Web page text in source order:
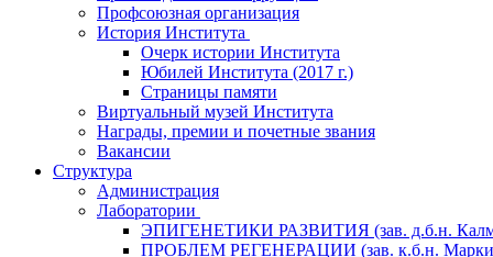
Профсоюзная организация
История Института
Очерк истории Института
Юбилей Института (2017 г.)
Страницы памяти
Виртуальный музей Института
Награды, премии и почетные звания
Вакансии
Структура
Администрация
Лаборатории
ЭПИГЕНЕТИКИ РАЗВИТИЯ (зав. д.б.н.
ПРОБЛЕМ РЕГЕНЕРАЦИИ (зав. к.б.н.